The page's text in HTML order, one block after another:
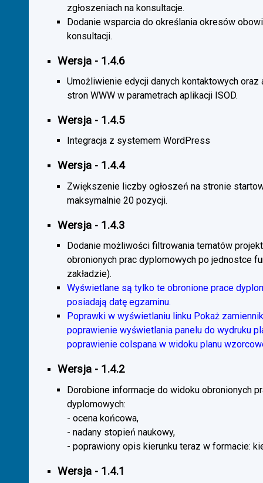
zgłoszeniach na konsultacje.
Dodanie wsparcia do określania okresów
konsultacji.
Wersja - 1.4.6
Umożliwienie edycji danych kontaktowych oraz
stron WWW w parametrach aplikacji ISOD.
Wersja - 1.4.5
Integracja z systemem WordPress
Wersja - 1.4.4
Zwiększenie liczby ogłoszeń na stronie
maksymalnie 20 pozycji.
Wersja - 1.4.3
Dodanie możliwości filtrowania tematów
obronionych prac dyplomowych po jednostce
zakładzie).
Wyświetlane są tylko te obronione prace
posiadają datę egzaminu.
Poprawki w wyświetlaniu linku Pokaż
poprawienie wyświetlania panelu do wydruku
poprawienie colspana w widoku planu
Wersja - 1.4.2
Dorobione informacje do widoku obronionych
dyplomowych:
- ocena końcowa,
- nadany stopień naukowy,
- poprawiony opis kierunku teraz w formacie:
Wersja - 1.4.1